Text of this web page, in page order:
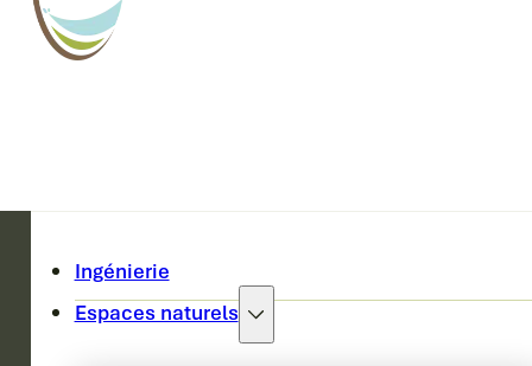
Ingénierie
Espaces naturels